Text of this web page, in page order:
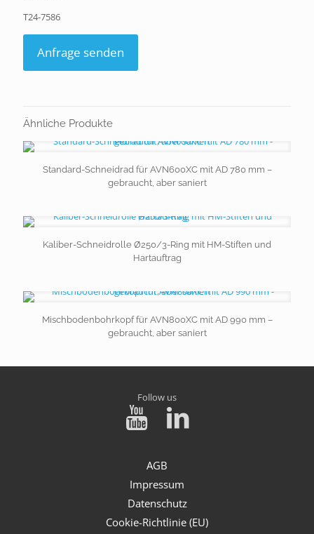
T24-7586
Anfrage senden
Ähnliche Produkte
Standard-Schneidrad für AVN600XC mit AD 780 mm –
gebraucht, aber saniert
Kaliber-Schneidrolle Ø250/3-Ring mit HM-Stiften und
Hartauftrag
Mischbodenbohrkopf für AVN800XC mit AD 990 mm –
gebraucht, aber saniert
Follow us
AGB
Impressum
Datenschutz
Cookie-Richtlinie (EU)